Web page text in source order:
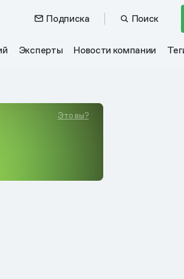
Подписка Поиск
Эксперты Новости компании
Это вы?